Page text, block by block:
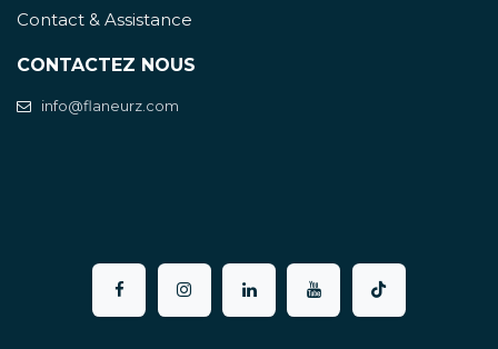
Contact & Assistance
CONTACTEZ NOUS
info@flaneurz.com